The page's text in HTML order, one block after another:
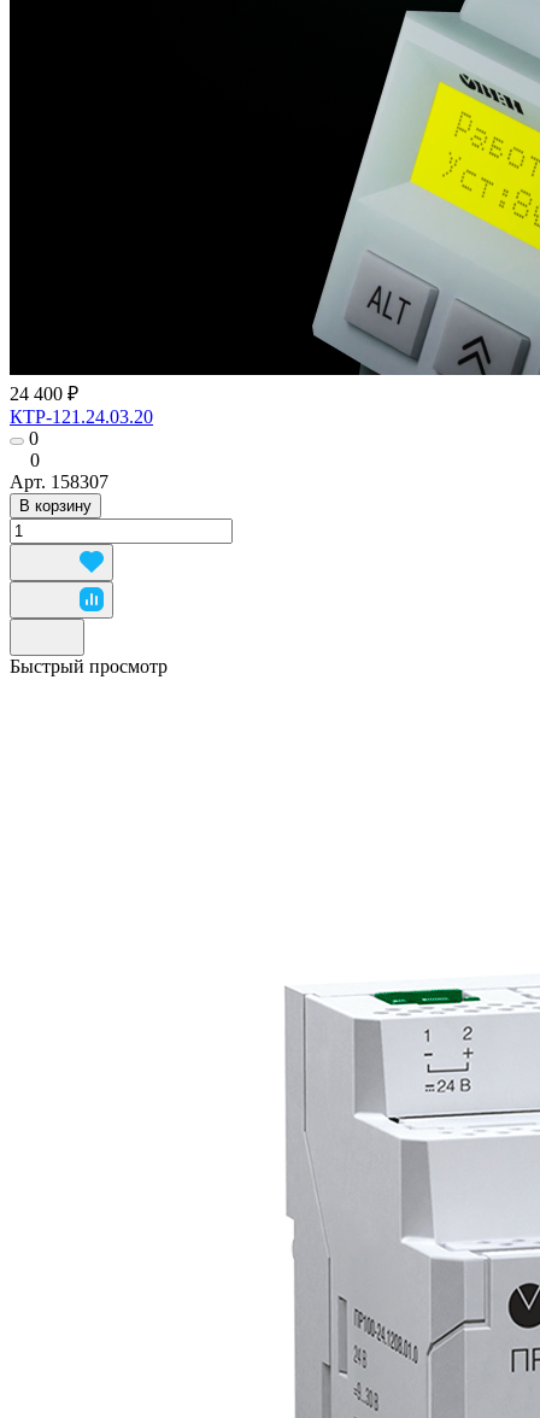
24 400 ₽
КТР-121.24.03.20
0
0
Арт. 158307
В корзину
Быстрый просмотр